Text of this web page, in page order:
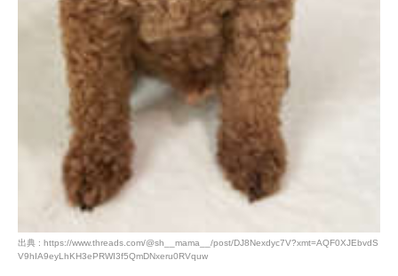
出典 : https://www.threads.com/@sh__mama__/post/DJ8Nexdyc7V?xmt=AQF0XJEbvdS
V9hIA9eyLhKH3ePRWI3f5QmDNxeru0RVquw